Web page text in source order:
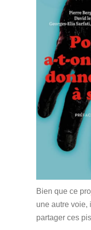
Bien que ce
une autre voie,
partager ces